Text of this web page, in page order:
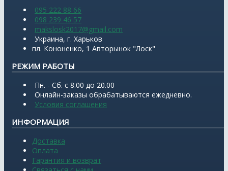
095 222 88 66
098 239 46 57
makslosk2017@gmail.com
Украина, г. Харьков
пл. Кононенко, 1 Авторынок "Лоск"
РЕЖИМ РАБОТЫ
Пн. - Сб. с 8.00 до 20.00
Онлайн-заказы обрабатываются ежедневно.
Условия соглашения
ИНФОРМАЦИЯ
Доставка
Оплата
Гарантия и возврат